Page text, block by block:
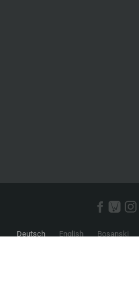
Deutsch English Bosanski